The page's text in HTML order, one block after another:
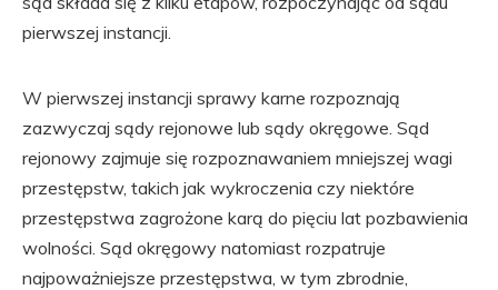
pierwszej instancji.
W pierwszej instancji sprawy karne rozpoznają
zazwyczaj sądy rejonowe lub sądy okręgowe. Sąd
rejonowy zajmuje się rozpoznawaniem mniejszej wagi
przestępstw, takich jak wykroczenia czy niektóre
przestępstwa zagrożone karą do pięciu lat pozbawienia
wolności. Sąd okręgowy natomiast rozpatruje
najpoważniejsze przestępstwa, w tym zbrodnie,